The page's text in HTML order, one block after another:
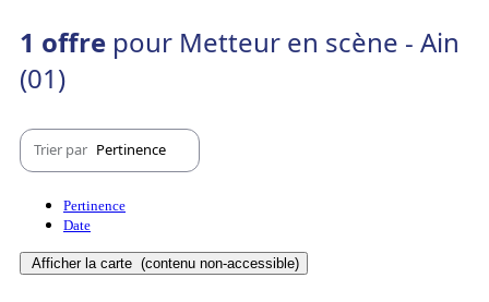
1 offre pour Metteur en scène - Ain
(01)
Trier par Pertinence
Pertinence
Date
Afficher la carte (contenu non-accessible)